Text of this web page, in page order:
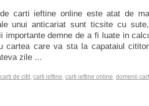
carti ieftine online este atat de
unui anticariat sunt ticsite cu
importante demne de a fi luate in
cartea care va sta la capataiul
zile ...
carti de citit, carti ieftine, carti ieftine online, domenii